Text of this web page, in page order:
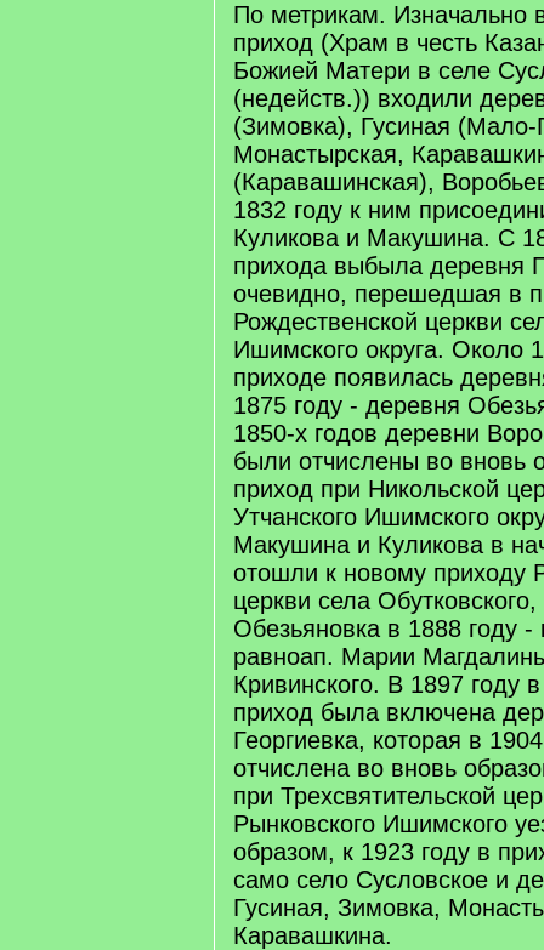
По метрикам. Изначально
приход (Храм в честь
Божией Матери в селе
(недейств.)) входили
(Зимовка), Гусиная (Мало-
Монастырская,
(Каравашинская),
1832 году к ним
Куликова и Макушина. С
прихода выбыла деревня
очевидно, перешедшая в
Рождественской церкви
Ишимского округа. Около
приходе появилась
1875 году - деревня
1850-х годов деревни
были отчислены во вновь
приход при Никольской
Утчанского Ишимского
Макушина и Куликова в
отошли к новому приходу
церкви села
Обезьяновка в 1888 году -
равноап. Марии
Кривинского. В 1897 году
приход была включена
Георгиевка, которая в
отчислена во вновь
при Трехсвятительской
Рынковского Ишимского
образом, к 1923 году в
само село Сусловское и
Гусиная, Зимовка,
Каравашкина.